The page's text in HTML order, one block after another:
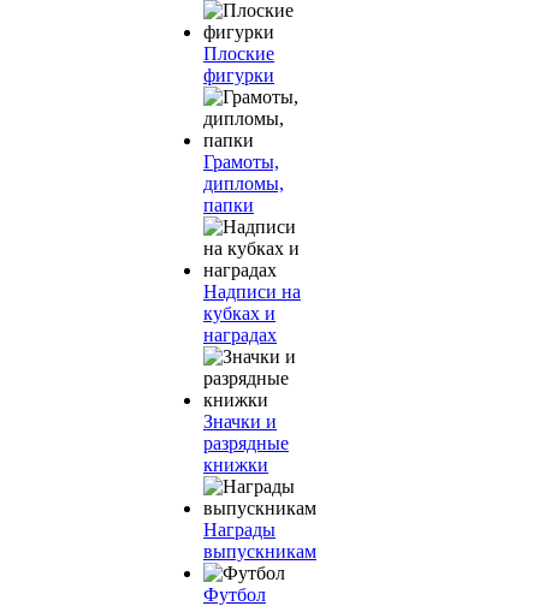
Плоские
фигурки
Грамоты,
дипломы,
папки
Надписи на
кубках и
наградах
Значки и
разрядные
книжки
Награды
выпускникам
Футбол